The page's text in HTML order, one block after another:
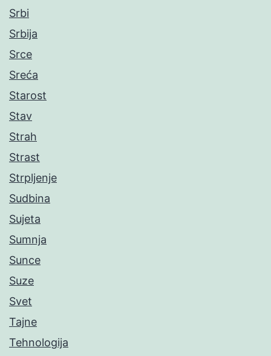
Srbi
Srbija
Srce
Sreća
Starost
Stav
Strah
Strast
Strpljenje
Sudbina
Sujeta
Sumnja
Sunce
Suze
Svet
Tajne
Tehnologija